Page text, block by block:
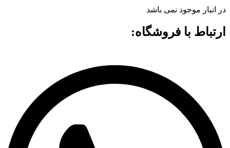
در انبار موجود نمی باشد
ارتباط با فروشگاه: